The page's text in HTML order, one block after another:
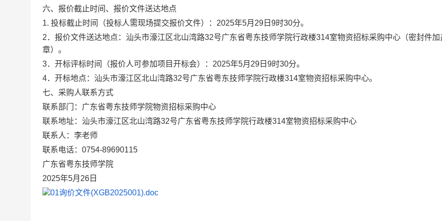
六、报价截止时间、报价文件送达地点
1. 投标截止时间（投标人需现场提交报价文件）：2025年5月29日9时30分。
2．报价文件送达地点：汕头市濠江区北山湾路32号广东省粤东技师学院行政楼314室物资招标采购中心（密封件加
章）。
3．开标评标时间（报价人可参加项目开标会）：2025年5月29日9时30分。
4．开标地点：汕头市濠江区北山湾路32号广东省粤东技师学院行政楼314室物资招标采购中心。
七、采购人联系方式
联系部门：广东省粤东技师学院物资招标采购中心
联系地址：汕头市濠江区北山湾路32号广东省粤东技师学院行政楼314室物资招标采购中心
联系人：李老师
联系电话：0754-89690115
广东省粤东技师学院
2025年5月26日
01询价文件(XGB2025001).doc